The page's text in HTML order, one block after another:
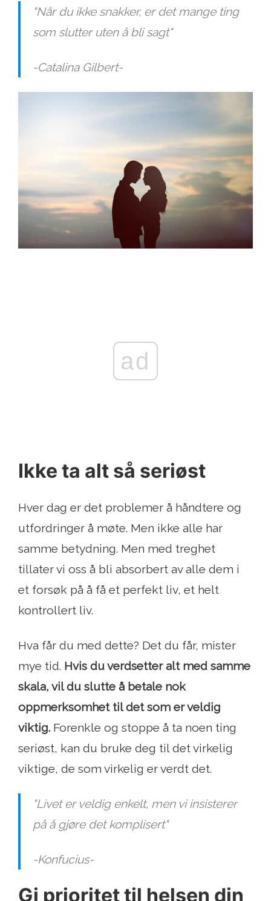
"Når du ikke snakker, er det mange ting
som slutter uten å bli sagt"
-Catalina Gilbert-
ad
Ikke ta alt så seriøst
Hver dag er det problemer å håndtere og
utfordringer å møte. Men ikke alle har
samme betydning. Men med treghet
tillater vi oss å bli absorbert av alle dem i
et forsøk på å få et perfekt liv, et helt
kontrollert liv.
Hva får du med dette? Det du får, mister
mye tid. Hvis du verdsetter alt med samme
skala, vil du slutte å betale nok
oppmerksomhet til det som er veldig
viktig. Forenkle og stoppe å ta noen ting
seriøst, kan du bruke deg til det virkelig
viktige, de som virkelig er verdt det.
"Livet er veldig enkelt, men vi insisterer
på å gjøre det komplisert"
-Konfucius-
Gi prioritet til helsen din